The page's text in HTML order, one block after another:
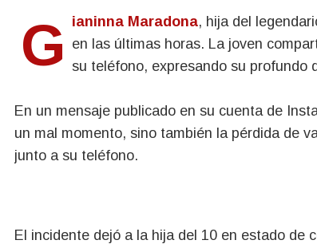
Gianinna Maradona, hija del
en las últimas horas. La joven
su teléfono, expresando su profundo
En un mensaje publicado en su cuenta de
un mal momento, sino también la pérdida de
junto a su teléfono.
El incidente dejó a la hija del 10 en estado de